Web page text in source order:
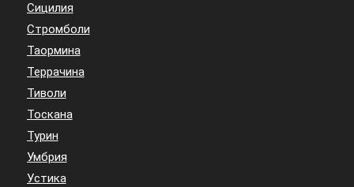
Сицилия
Стромболи
Таормина
Террачина
Тиволи
Тоскана
Турин
Умбрия
Устика